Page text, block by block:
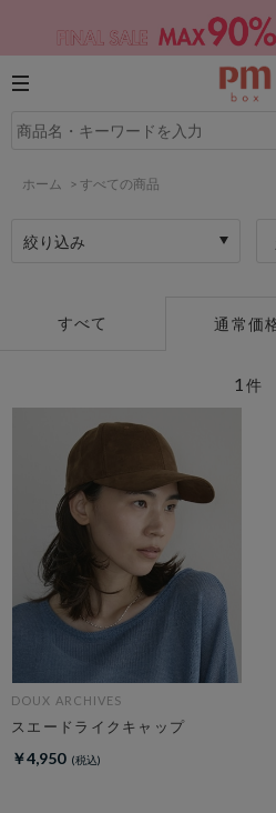
ホーム > すべての商品
絞り込み
すべて 通常価
1 件
DOUX ARCHIVES
スエードライクキャップ
￥4,950